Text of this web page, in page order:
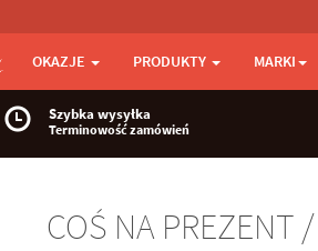
OKAZJE PRODUKTY MARKI
Szybka wysyłka
Terminowość zamówień
COŚ NA PREZENT